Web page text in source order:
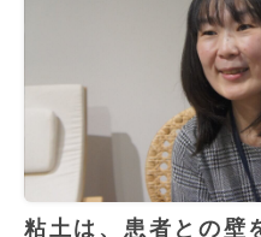
粘土は、患者との壁